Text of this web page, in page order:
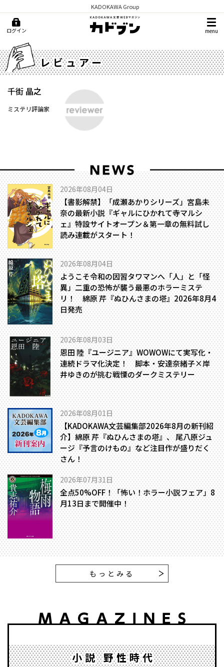
KADOKAWA Group
ログイン menu
レビュアー
千街 晶之
ミステリ評論家
2026年08月04日
【書影解禁】「成瀬あかりシリーズ」宮島未
奈の最新小説『ギャルにひかれて寺マルシ
ェ』特設サイトオープン＆第一章の無料試し
読み連載がスタート！
2026年08月04日
ようこそ令和の因習タワマンへ――「人」と「怪
異」二重の恐怖が襲う最悪のホラーミステ
リ！ 綿原 芹『ぬひんさまの塔』2026年8月4
日発売
2026年08月03日
恩田 陸『ユージニア』WOWOWにて実写化・
連続ドラマ化決定！ 脚本・安達奈緒子×岸
井ゆきのが挑む戦慄のダークミステリー
2026年08月01日
【KADOKAWA文芸編集部2026年8月の新刊紹
介】綿原 芹『ぬひんさまの塔』、 尾八原ジュ
ージ『予言のけもの』など注目作が盛りだく
さん！
2026年07月31日
全点50%OFF！「怖い！ホラー小説フェア」8
月13日まで開催中！
もっとみる
小説 野性時代